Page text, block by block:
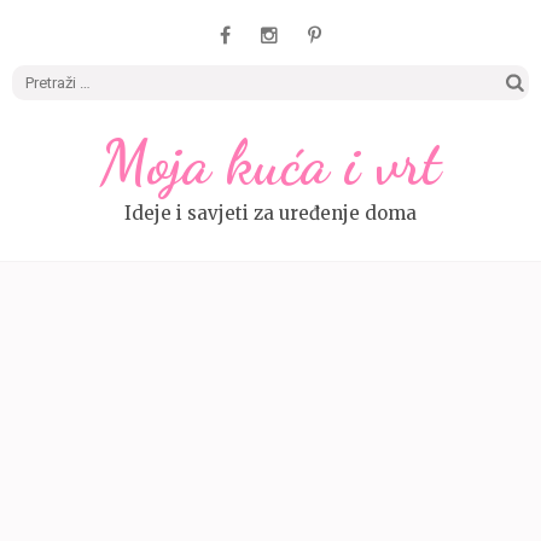
Moja kuća i vrt
Ideje i savjeti za uređenje doma